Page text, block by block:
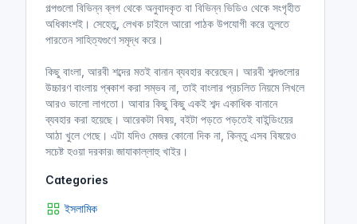
গল্পগুলো বিভিন্ন ব্লগ থেকে অনুবাদকৃত বা বিভিন্ন ভিডিও থেকে সংগৃহীত
অধিকাংশই। সেহেতু, লেখক চাইলে আরো পাঠক উপযোগী করে তুলতে
পারতেন সাহিত্যগুণে সমৃদ্ধ করে।
কিছু বাংলা, আরবী শব্দের মতই বানান ব্যবহার করেছেন। আরবী শব্দগুলোর
উচ্চারণ বাংলায় প্ৰকাশ করা সম্ভব না, তাই বাংলার প্রচলিত নিয়মে লিখলে
আরও ভালো লাগতো। আবার কিছু কিছু একই শব্দ একাধিক বানানে
ব্যবহার করা হয়েছে। আরেকটা বিষয়, বইটা পড়তে পড়তেই বাইন্ডিংয়ের
আঠা খুলে গেছে। এটা যদিও মেজর কোনো দিক না, কিন্তু এসব বিষয়েও
সচেষ্ট হওয়া দরকার৷ জাযাকাল্লাহু খাইর।
Categories
ইসলামিক